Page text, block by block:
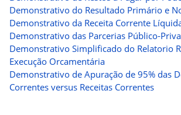
Demonstrativo do Resultado Primário e
Demonstrativo da Receita Corrente
Demonstrativo das Parcerias Público-
Demonstrativo Simplificado do Relatorio
Execução Orcamentária
Demonstrativo de Apuração de 95% das
Correntes versus Receitas Correntes